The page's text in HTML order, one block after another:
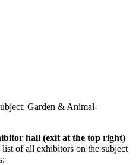
Garden & Animal-
hall (exit at the top right)
of all exhibitors on the subject